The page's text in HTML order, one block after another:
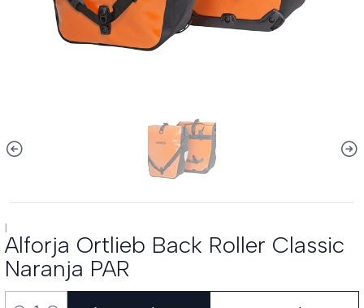
|
Alforja Ortlieb Back Roller Classic
Naranja PAR